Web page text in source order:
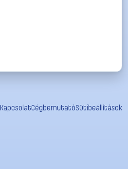
KapcsolatCégbemutatóSütibeállítások